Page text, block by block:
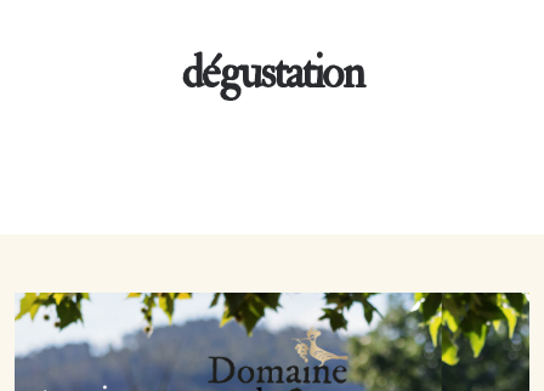
dégustation